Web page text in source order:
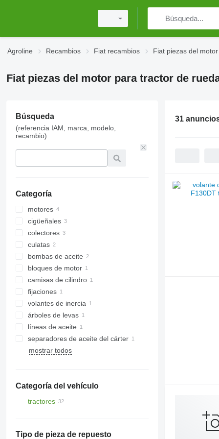
Agroline Recambios Fiat recambios Fiat piezas del motor
Fiat piezas del motor para tractor de
Búsqueda
(referencia IAM, marca, modelo,
recambio)
Categoría
motores
cigüeñales
colectores
culatas
bombas de aceite
bloques de motor
camisas de cilindro
fijaciones
volantes de inercia
árboles de levas
líneas de aceite
separadores de aceite del cárter
mostrar todos
Categoría del vehículo
tractores
Tipo de pieza de repuesto
31